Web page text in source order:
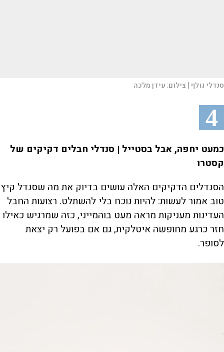
סנדלי גולף | צילום:עידן מלכה
4
כמעט יחפה, אבל בסטייל | סנדלי חבלים דקיקים של
קסטרו
הסנדלים הדקיקים האלה עושים בדיוק את מה שסנדל קיץ
טוב אמור לעשות: להיות נוכח בלי להשתלט. רצועות החבל
העדינות מעניקות מראה מעט בוהמייני, כזה שמרגיש כאילו
חזר כרגע מחופשה איטלקית, גם אם בפועל רק יצאת
לסופר.